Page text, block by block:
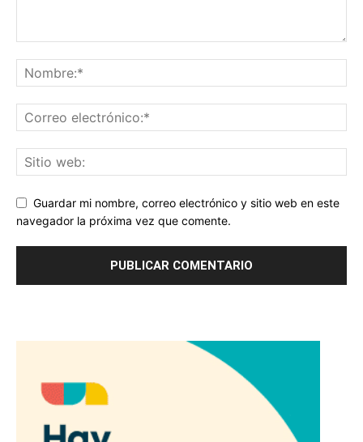
Guardar mi nombre, correo electrónico y sitio web en este
navegador la próxima vez que comente.